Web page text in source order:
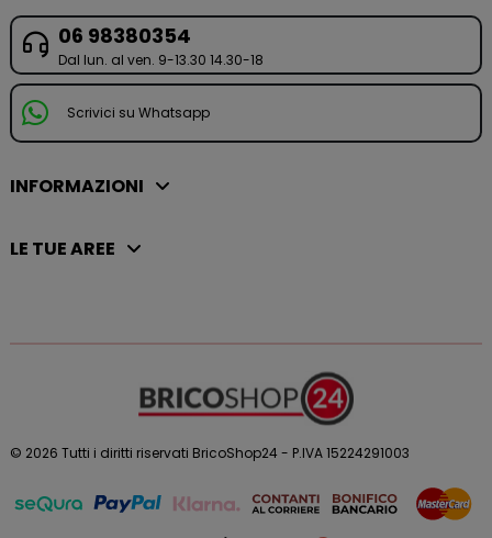
06 98380354
Dal lun. al ven. 9-13.30 14.30-18
Scrivici su Whatsapp
INFORMAZIONI
LE TUE AREE
© 2026 Tutti i diritti riservati BricoShop24 - P.IVA 15224291003